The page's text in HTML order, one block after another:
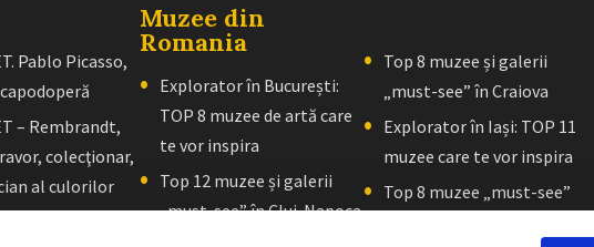
Pablo Picasso,
– Rembrandt,
colecţionar,
al culorilor
Muzee din
Romania
Explorator în București:
TOP 8 muzee de artă care
te vor inspira
Top 12 muzee și galerii
„must-see” în Cluj-Napoca
Top 8 muzee și galerii
„must-see” în Craiova
Explorator în Iași: TOP 11
muzee care te vor inspira
Top 8 muzee „must-see”